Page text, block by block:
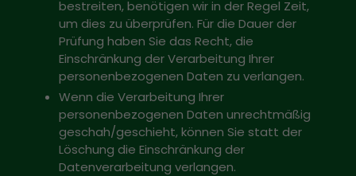
bestreiten, benötigen wir in der Regel Zeit,
um dies zu überprüfen. Für die Dauer der
Prüfung haben Sie das Recht, die
Einschränkung der Verarbeitung Ihrer
personenbezogenen Daten zu verlangen.
Wenn die Verarbeitung Ihrer
personenbezogenen Daten unrechtmäßig
geschah/geschieht, können Sie statt der
Löschung die Einschränkung der
Datenverarbeitung verlangen.